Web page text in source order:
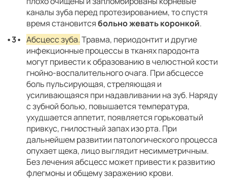
десен и
обнажение
корней
различных причин, включая
неправильный прикус и
заболевания пародонта.
каналы зуба перед протезированием, то спустя
время становитсябольно жевать коронкой.
Абсцесс зуба.Травма, периодонтит и другие
инфекционные процессы в тканях пародонта
могут привести к образованию в челюстной кости
гнойно-воспалительного очага. При абсцессе
боль пульсирующая, стреляющая и
усиливающаяся при надавливании на зуб. Наряду
с зубной болью, повышается температура,
ухудшается аппетит, появляется горьковатый
привкус, гнилостный запах изо рта. При
дальнейшем развитии патологического процесса
опухает щека, лицо выглядит несимметричным.
Без лечения абсцесс может привести к развитию
флегмоны и общему заражению крови.